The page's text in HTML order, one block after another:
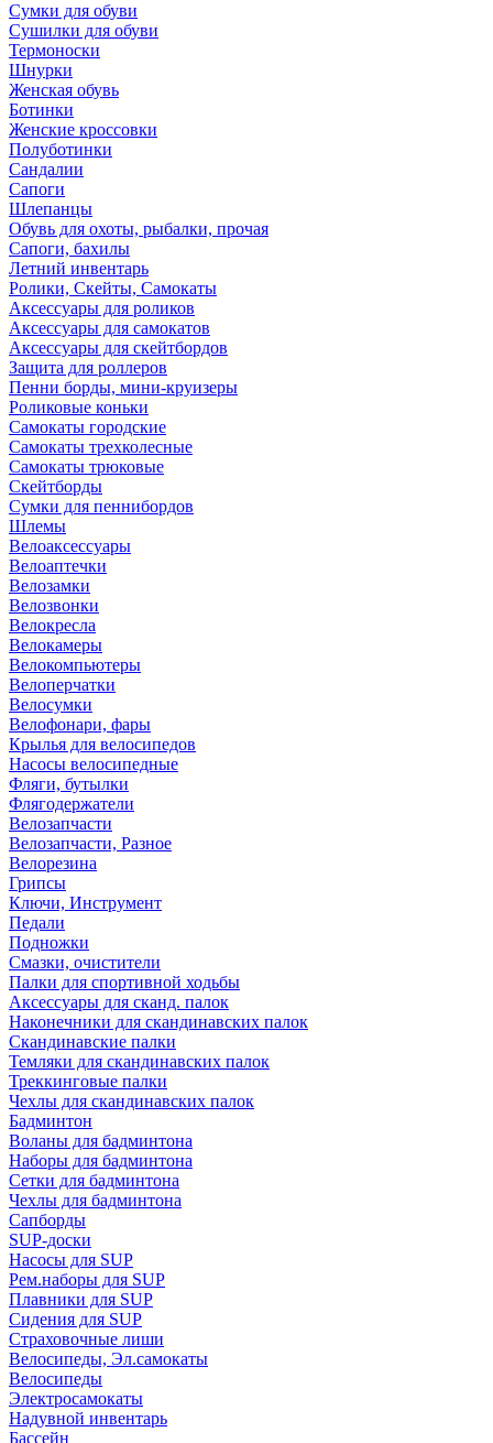
Сумки для обуви
Сушилки для обуви
Термоноски
Шнурки
Женская обувь
Ботинки
Женские кроссовки
Полуботинки
Сандалии
Сапоги
Шлепанцы
Обувь для охоты, рыбалки, прочая
Сапоги, бахилы
Летний инвентарь
Ролики, Скейты, Самокаты
Аксессуары для роликов
Аксессуары для самокатов
Аксессуары для скейтбордов
Защита для роллеров
Пенни борды, мини-круизеры
Роликовые коньки
Самокаты городские
Самокаты трехколесные
Самокаты трюковые
Скейтборды
Сумки для пеннибордов
Шлемы
Велоаксессуары
Велоаптечки
Велозамки
Велозвонки
Велокресла
Велокамеры
Велокомпьютеры
Велоперчатки
Велосумки
Велофонари, фары
Крылья для велосипедов
Насосы велосипедные
Фляги, бутылки
Флягодержатели
Велозапчасти
Велозапчасти, Разное
Велорезина
Грипсы
Ключи, Инструмент
Педали
Подножки
Смазки, очистители
Палки для спортивной ходьбы
Аксессуары для сканд. палок
Наконечники для скандинавских палок
Скандинавские палки
Темляки для скандинавских палок
Треккинговые палки
Чехлы для скандинавских палок
Бадминтон
Воланы для бадминтона
Наборы для бадминтона
Сетки для бадминтона
Чехлы для бадминтона
Сапборды
SUP-доски
Насосы для SUP
Рем.наборы для SUP
Плавники для SUP
Сидения для SUP
Страховочные лиши
Велосипеды, Эл.самокаты
Велосипеды
Электросамокаты
Надувной инвентарь
Бассейн